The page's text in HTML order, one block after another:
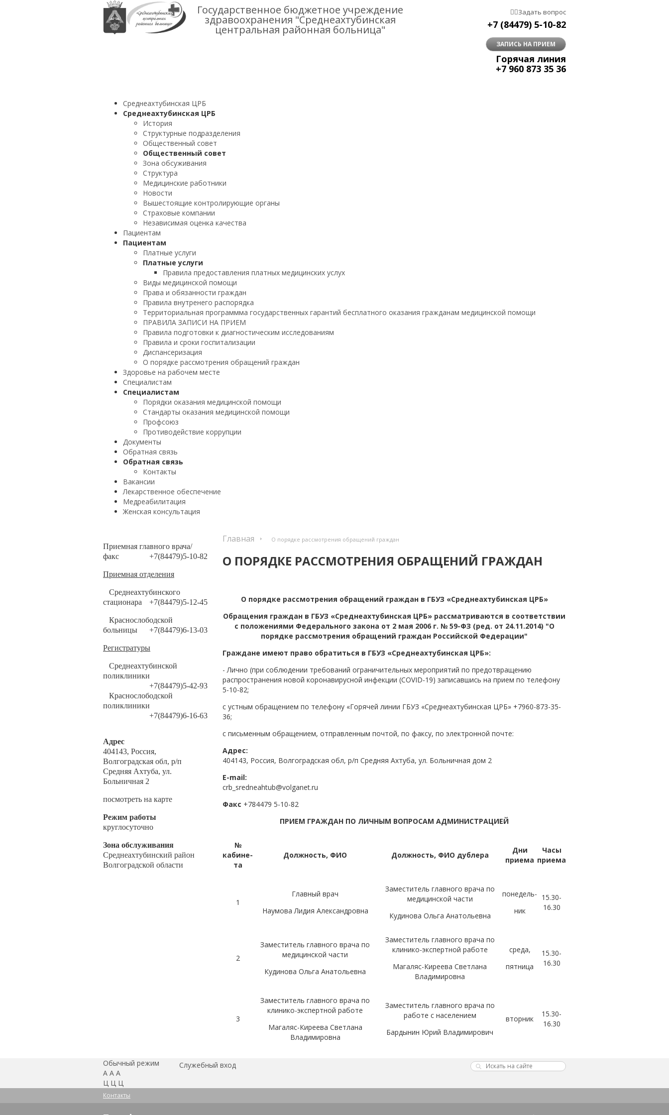
Государственное бюджетное учреждение
здравоохранения "Среднеахтубинская
центральная районная больница"
Задать вопрос
+7 (84479) 5-10-82
ЗАПИСЬ НА ПРИЕМ
Горячая линия
+7 960 873 35 36
Среднеахтубинская ЦРБ
Среднеахтубинская ЦРБ
История
Структурные подразделения
Общественный совет
Общественный совет
Зона обсуживания
Структура
Медицинские работники
Новости
Вышестоящие контролирующие органы
Страховые компании
Независимая оценка качества
Пациентам
Пациентам
Платные услуги
Платные услуги
Правила предоставления платных медицинских услух
Виды медицинской помощи
Права и обязанности граждан
Правила внутренего распорядка
Территориальная программма государственных гарантий бесплатного оказания гражданам медицинской помощи
ПРАВИЛА ЗАПИСИ НА ПРИЕМ
Правила подготовки к диагностическим исследованиям
Правила и сроки госпитализации
Диспансеризация
О порядке рассмотрения обращений граждан
Здоровье на рабочем месте
Специалистам
Специалистам
Порядки оказания медицинской помощи
Стандарты оказания медицинской помощи
Профсоюз
Противодействие коррупции
Документы
Обратная связь
Обратная связь
Контакты
Вакансии
Лекарственное обеспечение
Медреабилитация
Женская консультация
Приемная главного врача/
факс
+7(84479)5-10-82
Приемная отделения
Среднеахтубинского
стационара
+7(84479)5-12-45
Краснослободской
больницы
+7(84479)6-13-03
Регистратуры
Среднеахтубинской
поликлиники
+7(84479)5-42-93
Краснослободской
поликлиники
+7(84479)6-16-63
Адрес
404143, Россия,
Волгоградская обл, р/п
Средняя Ахтуба, ул.
Больничная 2
посмотреть на карте
Режим работы
круглосуточно
Зона обслуживания
Среднеахтубинский район
Волгоградской области
Главная О порядке рассмотрения обращений граждан
О ПОРЯДКЕ РАССМОТРЕНИЯ ОБРАЩЕНИЙ ГРАЖДАН
О порядке рассмотрения обращений граждан в ГБУЗ «Среднеахтубинская ЦРБ»
Обращения граждан в ГБУЗ «Среднеахтубинская ЦРБ» рассматриваются в соответствии
с положениями Федерального закона от 2 мая 2006 г. № 59-ФЗ (ред. от 24.11.2014) "О
порядке рассмотрения обращений граждан Российской Федерации"
Граждане имеют право обратиться в ГБУЗ «Среднеахтубинская ЦРБ»:
- Лично (при соблюдении требований ограничительных мероприятий по предотвращению
распространения новой коронавирусной инфекции (COVID-19) записавшись на прием по телефону
5-10-82;
с устным обращением по телефону «Горячей линии ГБУЗ «Среднеахтубинская ЦРБ» +7960-873-35-
36;
с письменным обращением, отправленным почтой, по факсу, по электронной почте:
Адрес:
404143, Россия, Волгоградская обл, р/п Средняя Ахтуба, ул. Больничная дом 2
E-mail:
crb_sredneahtub@volganet.ru
Факс +784479 5-10-82
ПРИЕМ ГРАЖДАН ПО ЛИЧНЫМ ВОПРОСАМ АДМИНИСТРАЦИЕЙ
№
кабине-
та
Должность, ФИО Должность, ФИО дублера
Дни
приема
Часы
приема
1
Главный врач
Наумова Лидия Александровна
Заместитель главного врача по
медицинской части
Кудинова Ольга Анатольевна
понедель-
ник
15.30-
16.30
2
Заместитель главного врача по
медицинской части
Кудинова Ольга Анатольевна
Заместитель главного врача по
клинико-экспертной работе
Магаляс-Киреева Светлана
Владимировна
среда,
пятница
15.30-
16.30
3
Заместитель главного врача по
клинико-экспертной работе
Магаляс-Киреева Светлана
Владимировна
Заместитель главного врача по
работе с населением
Бардынин Юрий Владимирович
вторник
15.30-
16.30
Бардынин Юрий Владимирович
Руководитель отдела кадров
четверг
15.30-
Обычный режим
А А А
Ц Ц Ц
Служебный вход
Контакты